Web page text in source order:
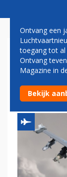
NBC:
Ontvang een
toegang tot al
Ontvang
Magazine in
Bekijk